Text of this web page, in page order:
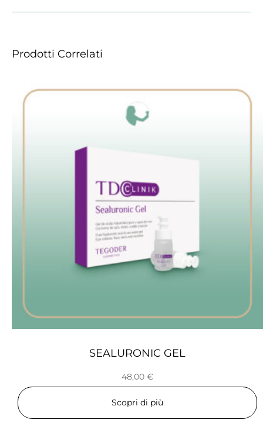
Prodotti Correlati
SEALURONIC GEL
48,00 €
Scopri di più